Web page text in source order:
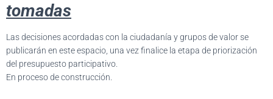
tomadas
Las decisiones acordadas con la ciudadanía y grupos de valor se
publicarán en este espacio, una vez finalice la etapa de priorización
del presupuesto participativo.
En proceso de construcción.